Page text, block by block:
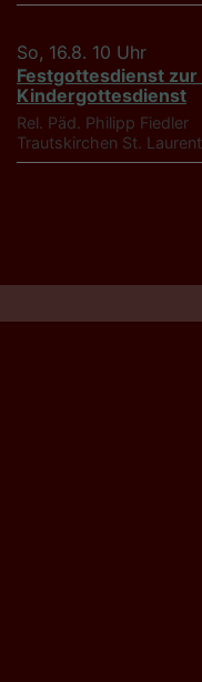
So, 16.8. 10 Uhr
Festgottesdienst
Kindergottesdienst
Rel. Päd. Philipp Fiedler
Trautskirchen St.